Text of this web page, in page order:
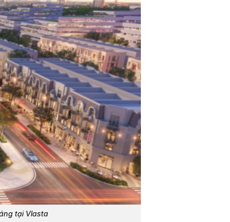
tại Vlasta